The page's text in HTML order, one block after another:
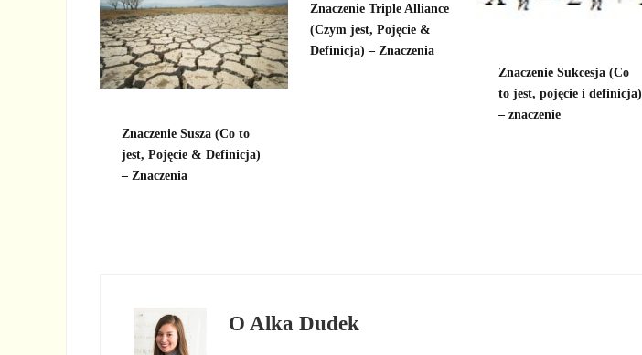
Znaczenie Susza (Co to
jest, Pojęcie & Definicja)
– Znaczenia
Znaczenie Triple Alliance
(Czym jest, Pojęcie &
Definicja) – Znaczenia
Znaczenie Sukcesja (Co
to jest, pojęcie i definicja)
– znaczenie
OAlka Dudek